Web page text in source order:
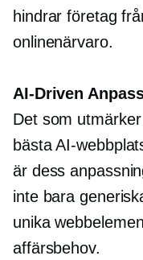
hindrar företag
onlinenärvaro.
AI-Driven
Det som
bästa AI-
är dess
inte bara
unika
affärsbehov.